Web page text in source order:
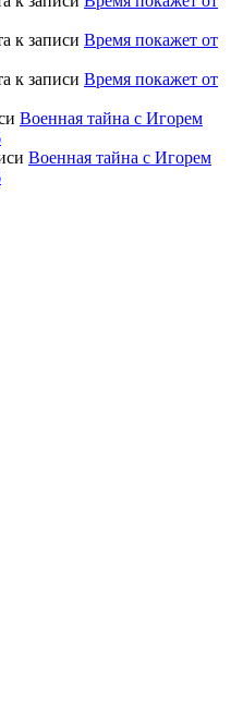
к записи Время покажет от
к записи Время покажет от
Военная тайна с Игорем
Военная тайна с Игорем